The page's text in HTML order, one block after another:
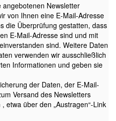
Newsletter
von Ihnen eine E-Mail-Adresse
die Überprüfung gestatten, dass
E-Mail-Adresse sind und mit
sind. Weitere Daten
verwenden wir ausschließlich
Informationen und geben sie
der Daten, der E-Mail-
Versand des Newsletters
etwa über den „Austragen“-Link